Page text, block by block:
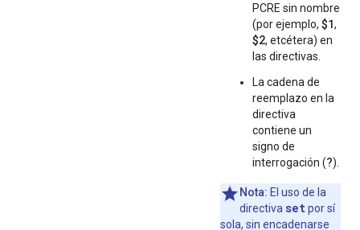
PCRE sin nombre
(por ejemplo, $1,
$2, etcétera) en
las directivas.
La cadena de
reemplazo en la
directiva
contiene un
signo de
interrogación (?).
Nota: El uso de la
directiva setpor sí
sola, sin encadenarse